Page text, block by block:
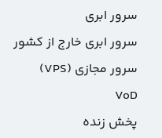
سرور ابری
سرور ابری خارج از کشور
سرور مجازی (VPS)
VoD
پخش زنده